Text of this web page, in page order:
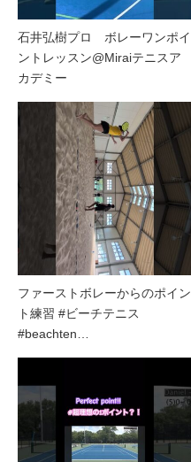
石井弘樹プロ ボレーワンポイ
ントレッスン@Miraiテニスア
カデミー
ファーストボレーからのポイン
ト練習 #ビーチテニス
#beachten…